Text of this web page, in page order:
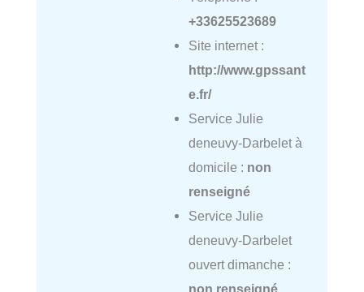
+33625523689
Site internet :
http://www.gpssant
e.fr/
Service Julie
deneuvy-Darbelet à
domicile : non
renseigné
Service Julie
deneuvy-Darbelet
ouvert dimanche :
non renseigné